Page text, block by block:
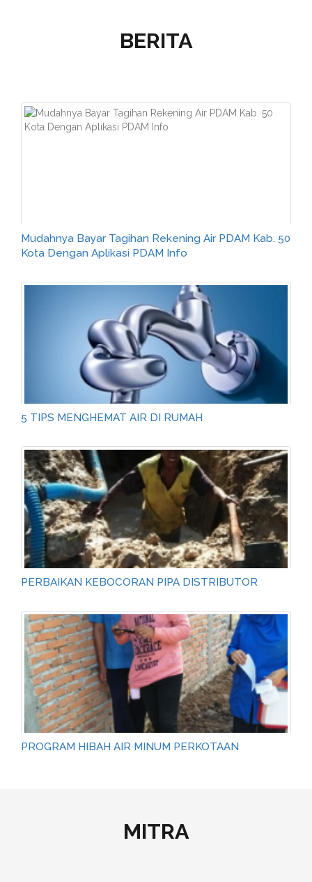
BERITA
Mudahnya Bayar Tagihan Rekening Air PDAM Kab. 50
Kota Dengan Aplikasi PDAM Info
5 TIPS MENGHEMAT AIR DI RUMAH
PERBAIKAN KEBOCORAN PIPA DISTRIBUTOR
PROGRAM HIBAH AIR MINUM PERKOTAAN
MITRA